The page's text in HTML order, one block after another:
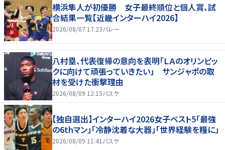
横浜隼人が初優勝 女子最終順位と個人賞、試
合結果一覧【近畿インターハイ2026】
2026/08/07 17:23バレー
八村塁、代表復帰の意向を表明「ＬＡのオリンピッ
クに向けて頑張っていきたい」 サンジャポの取
材を受けた衝撃理由
2026/08/09 12:15バスケ
【独自選出】インターハイ2026女子ベスト5「最強
の6thマン」「冷静沈着な大器」「世界経験を糧に」
2026/08/09 11:41 バスケ